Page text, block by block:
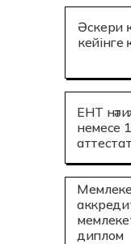
диплом
Әскери
ЕНТ
немесе